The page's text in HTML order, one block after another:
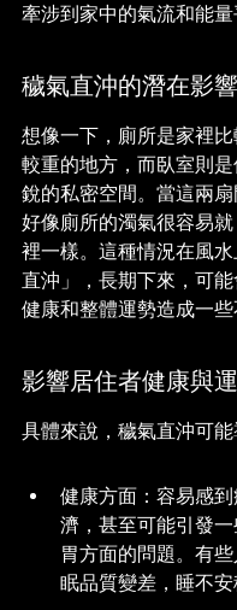
牽涉到家中的氣流和能量
穢氣直沖的潛在影響
想像一下，廁所是家裡
較重的地方，而臥室則
銳的私密空間。當這兩
好像廁所的濁氣很容易
裡一樣。這種情況在風
直沖」，長期下來，可
健康和整體運勢造成一些
影響居住者健康與
具體來說，穢氣直沖可能
健康方面：容易感
濟，甚至可能引發
胃方面的問題。有
眠品質變差，睡不安